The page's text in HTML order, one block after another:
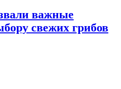
важные
свежих грибов